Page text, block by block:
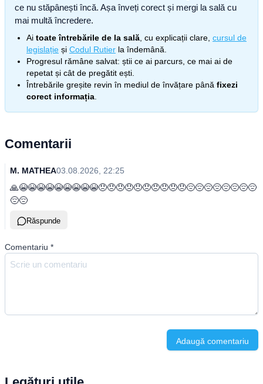
ce nu stăpânești încă. Așa înveți corect și mergi la sală cu
mai multă încredere.
Ai toate întrebările de la sală , cu explicații clare, cursul de
legislație și Codul Rutier la îndemână.
Progresul rămâne salvat: știi ce ai parcurs, ce mai ai de
repetat și cât de pregătit ești.
Întrebările greșite revin în mediul de învățare până fixezi
corect informația
Comentarii
M. MATHEA03.08.2026, 22:25
🙏😭😭😭😭😭😭😭😭😭😞😞😞😞😞😞😞😞😞😞😔😔😔😔😔😔😔😔
😔😔
Răspunde
Comentariu *
Adaugă comentariu